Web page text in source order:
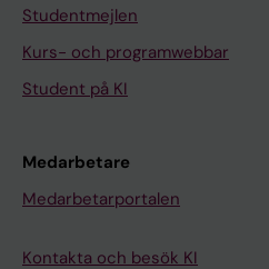
Studentmejlen
Kurs- och programwebbar
Student på KI
Medarbetare
Medarbetarportalen
Kontakta och besök KI